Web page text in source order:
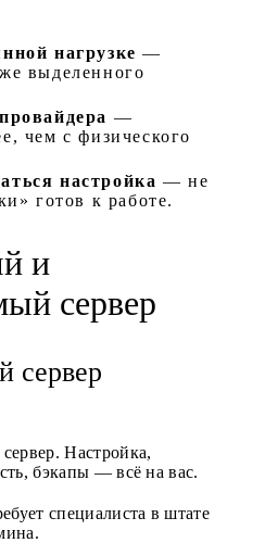
нагрузке —
выделенного
—
чем с физического
настройка — не
готов к работе.
и
сервер
сервер
Настройка,
бэкапы — всё на вас.
специалиста в штате